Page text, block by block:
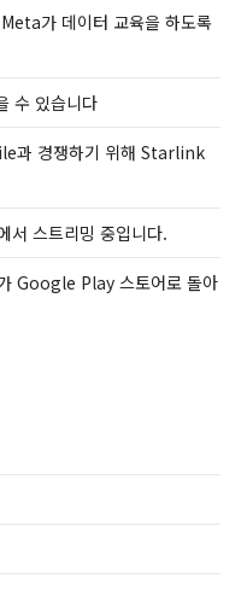
가 데이터 교육을 하도록
수 있습니다
과 경쟁하기 위해 Starlink
스트리밍 중입니다.
Google Play 스토어로 돌아